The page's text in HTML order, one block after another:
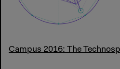
Campus 2016: The